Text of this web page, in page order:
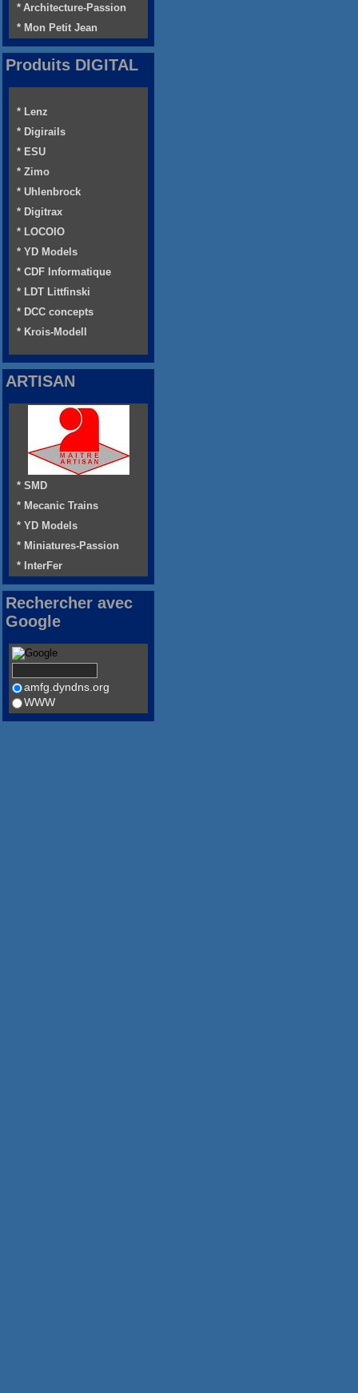
* Architecture-Passion
* Mon Petit Jean
Produits DIGITAL
* Lenz
* Digirails
* ESU
* Zimo
* Uhlenbrock
* Digitrax
* LOCOIO
* YD Models
* CDF Informatique
* LDT Littfinski
* DCC concepts
* Krois-Modell
ARTISAN
* SMD
* Mecanic Trains
* YD Models
* Miniatures-Passion
* InterFer
Rechercher avec
Google
amfg.dyndns.org
WWW